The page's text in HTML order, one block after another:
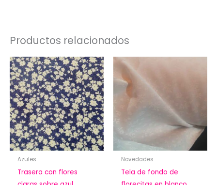
Productos relacionados
Azules
Trasera con flores
Novedades
Tela de fondo de